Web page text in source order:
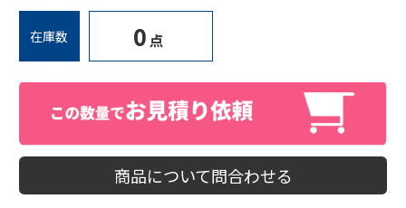
在庫数 0 点
商品について問合わせる